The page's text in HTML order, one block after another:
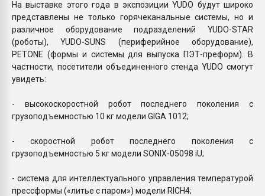
На выставке этого года в экспозиции YUDO будут широко
представлены не только горячеканальные системы, но и
различное оборудование подразделений YUDO-STAR
(роботы), YUDO-SUNS (периферийное оборудование),
PETONE (формы и системы для выпуска ПЭТ-преформ). В
частности, посетители объединенного стенда YUDO смогут
увидеть:
- высокоскоростной робот последнего поколения с
грузоподъемностью 10 кг модели GIGA 1012;
- скоростной робот последнего поколения с
грузоподъемностью 5 кг модели SONIX-05098 iU;
- система для интеллектуального управления температурой
прессформы («литье с паром») модели RICH4;